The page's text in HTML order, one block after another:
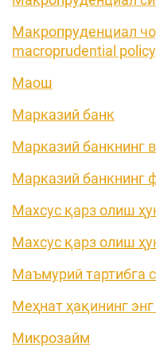
Макропруденциал
macroprudential
Маош
Марказий банк
Марказий банкнинг
Марказий банкнинг
Махсус қарз олиш
Махсус қарз олиш
Маъмурий тартибга
Меҳнат ҳақининг
Микрозайм